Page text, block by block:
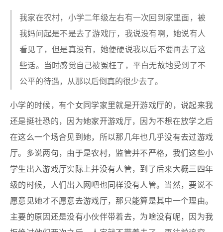
我家在农村，小学二年级左右有一次回到家里面，被
我妈问起是不是去了游戏厅，我说没有啊，她说有人
看见了，但是真没有，她便硬说我以后不要再去了这
些话。当时感觉自己被冤枉了，平白无故地受到了不
公平的待遇，从那以后倒真的很少去了。
小学的时候，有个女同学家里就是开游戏厅的，说起来我
还是挺社恐的，因为她家开游戏厅，因为不想在放学之后
在这么一个场合见到她，所以那几年也几乎没有去过游戏
厅。多说两句，由于是农村，监管并不严格，我们这些小
学生出入游戏厅实际上并没有人管，到了后来大概三四年
级的时候，人们出入网吧也同样没有人管。当然，要说不
愿意见她才不愿意去游戏厅，那只能算是其中一个理由。
主要的原因还是没有小伙伴带着去，为啥没有呢，因为我